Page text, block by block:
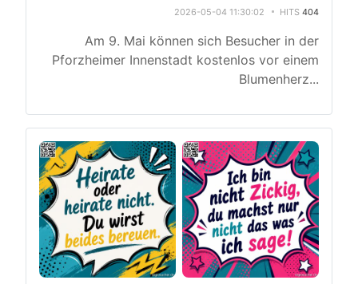
2026-05-04 11:30:02 HITS 404
Am 9. Mai können sich Besucher in der
Pforzheimer Innenstadt kostenlos vor einem
Blumenherz...